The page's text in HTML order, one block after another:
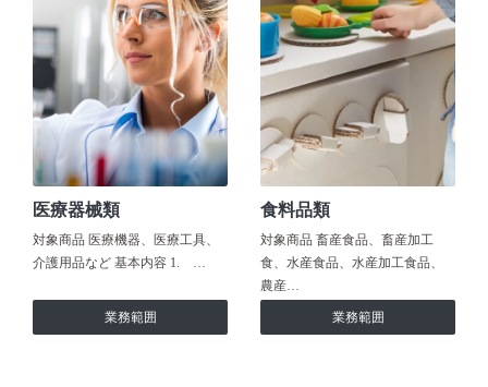
医療器械類
対象商品 医療機器、医療工具、
介護用品など 基本内容 1. …
業務範囲
食料品類
対象商品 畜産食品、畜産加工
食、水産食品、水産加工食品、
農産…
業務範囲